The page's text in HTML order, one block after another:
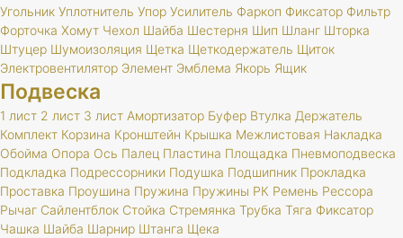
Угольник Уплотнитель Упор Усилитель Фаркоп Фиксатор Фильтр
Форточка Хомут Чехол Шайба Шестерня Шип Шланг Шторка
Штуцер Шумоизоляция Щетка Щеткодержатель Щиток
Электровентилятор Элемент Эмблема Якорь Ящик
Подвеска
1 лист 2 лист 3 лист Амортизатор Буфер Втулка Держатель
Комплект Корзина Кронштейн Крышка Межлистовая Накладка
Обойма Опора Ось Палец Пластина Площадка Пневмоподвеска
Подкладка Подрессорники Подушка Подшипник Прокладка
Проставка Проушина Пружина Пружины РК Ремень Рессора
Рычаг Сайлентблок Стойка Стремянка Трубка Тяга Фиксатор
Чашка Шайба Шарнир Штанга Щека